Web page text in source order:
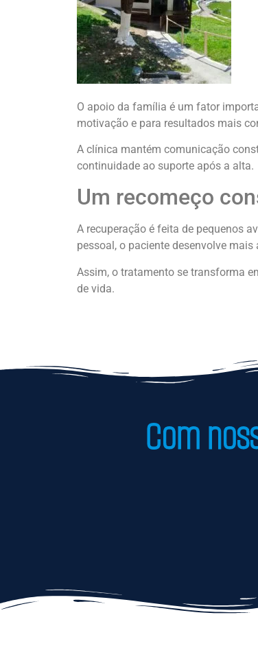
O apoio da família é um fator
motivação e para resultados mais
A clínica mantém comunicação
continuidade ao suporte após a alta.
Um recomeço
A recuperação é feita de pequenos
pessoal, o paciente desenvolve
Assim, o tratamento se transforma
de vida.
Com